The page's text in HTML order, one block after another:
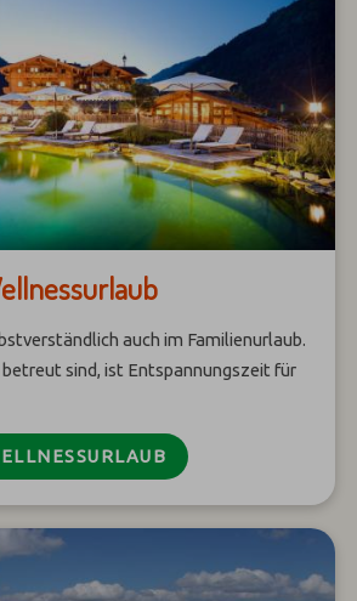
auch im Familienurlaub.
sind, ist Entspannungszeit für